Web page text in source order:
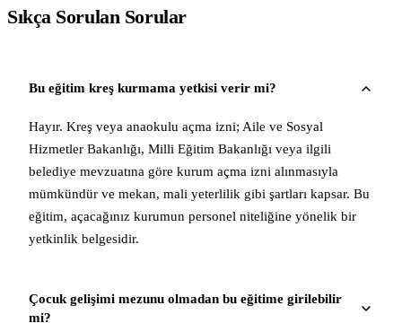
Sıkça Sorulan Sorular
Bu eğitim kreş kurmama yetkisi verir mi?
Hayır. Kreş veya anaokulu açma izni; Aile ve Sosyal
Hizmetler Bakanlığı, Milli Eğitim Bakanlığı veya ilgili
belediye mevzuatına göre kurum açma izni alınmasıyla
mümkündür ve mekan, mali yeterlilik gibi şartları kapsar. Bu
eğitim, açacağınız kurumun personel niteliğine yönelik bir
yetkinlik belgesidir.
Çocuk gelişimi mezunu olmadan bu eğitime girilebilir
mi?